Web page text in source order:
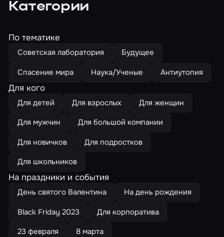
Категории
По тематике
Советская лаборатория
Будущее
Спасение мира
Наука/Ученые Антиутопия
Для кого
Для детей Для взрослых
Для женщин
Для мужчин
Для большой компании
Для новичков
Для подростков
Для школьников
На праздники и события
День святого Валентина
На день рождения
Black Friday 2023
Для корпоратива
23 февраля
8 марта